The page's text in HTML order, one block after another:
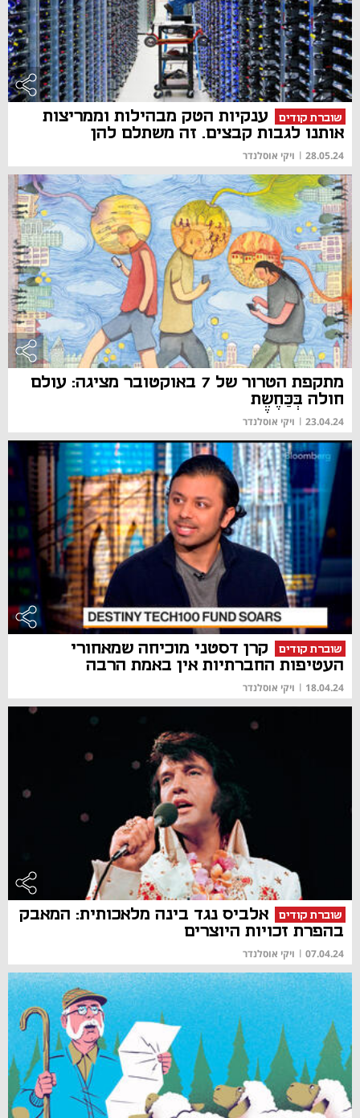
שוברת קודים
ענקיות הטק מבהילות וממריצות
אותנו לגבות קבצים. זה משתלם להן
28.05.24
| ויקי אוסלנדר
מתקפת הטרור של 7 באוקטובר מציגה: עולם
חולה בְּכַּחֶשֵֶת
23.04.24
| ויקי אוסלנדר
שוברת קודים
קרן דסטני מוכיחה שמאחורי
העטיפות החברתיות אין באמת הרבה
18.04.24
| ויקי אוסלנדר
שוברת קודים
אלביס נגד בינה מלאכותית: המאבק
בהפרת זכויות היוצרים
07.04.24
| ויקי אוסלנדר